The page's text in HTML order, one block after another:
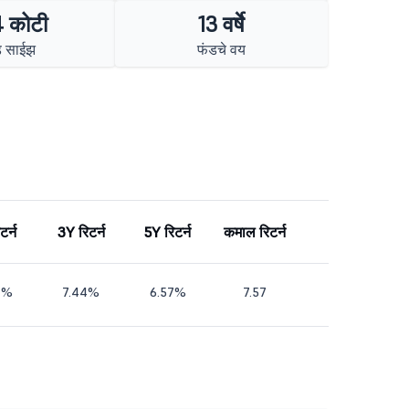
कोटी 13 वर्षे
फंडचे वय
3Y रिटर्न 5Y रिटर्न कमाल रिटर्न
7.44% 6.57% 7.57